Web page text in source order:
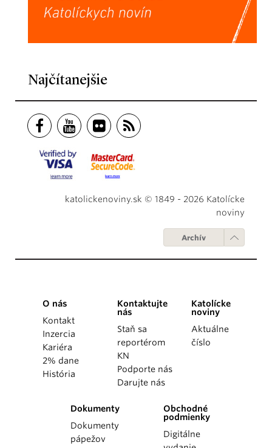
Najčítanejšie
katolickenoviny.sk © 1849 - 2026 Katolícke
noviny
Archív
O nás
Kontakt
Inzercia
Kariéra
2% dane
História
Kontaktujte
nás
Staň sa
reportérom
KN
Podporte nás
Darujte nás
Katolícke
noviny
Aktuálne
číslo
Dokumenty
Dokumenty
pápežov
Obchodné
podmienky
Digitálne